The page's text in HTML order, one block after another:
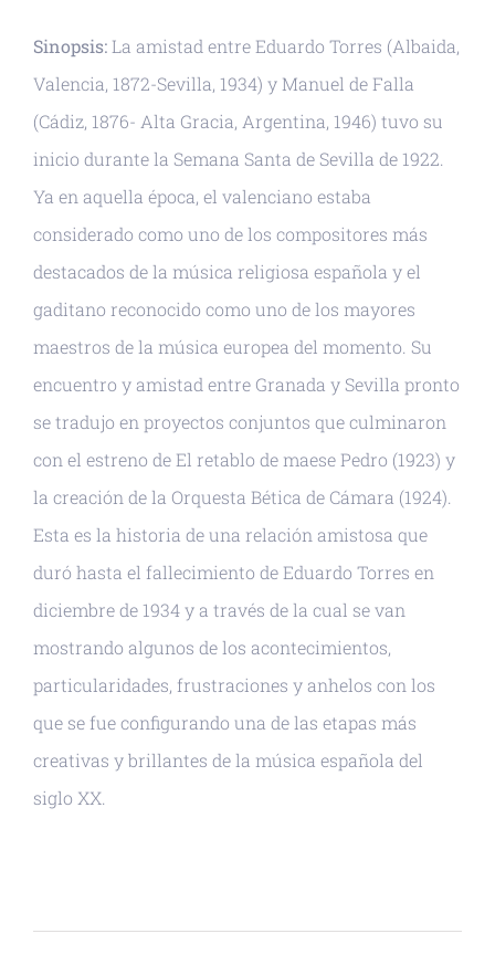
Sinopsis: La amistad entre Eduardo Torres (Albaida,
Valencia, 1872-Sevilla, 1934) y Manuel de Falla
(Cádiz, 1876- Alta Gracia, Argentina, 1946) tuvo su
inicio durante la Semana Santa de Sevilla de 1922.
Ya en aquella época, el valenciano estaba
considerado como uno de los compositores más
destacados de la música religiosa española y el
gaditano reconocido como uno de los mayores
maestros de la música europea del momento. Su
encuentro y amistad entre Granada y Sevilla pronto
se tradujo en proyectos conjuntos que culminaron
con el estreno de El retablo de maese Pedro (1923) y
la creación de la Orquesta Bética de Cámara (1924).
Esta es la historia de una relación amistosa que
duró hasta el fallecimiento de Eduardo Torres en
diciembre de 1934 y a través de la cual se van
mostrando algunos de los acontecimientos,
particularidades, frustraciones y anhelos con los
que se fue configurando una de las etapas más
creativas y brillantes de la música española del
siglo XX.